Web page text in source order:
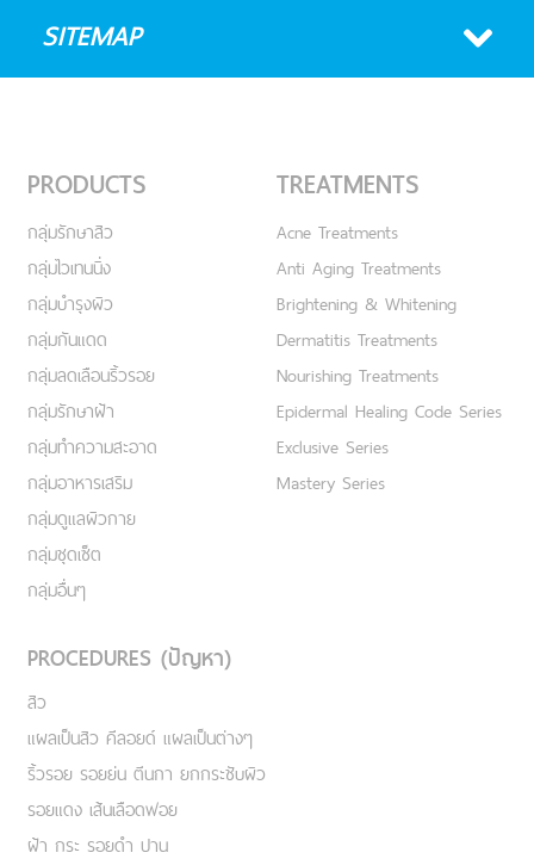
SITEMAP
PRODUCTS
กลุ่มรักษาสิว
กลุ่มไวเทนนิ่ง
กลุ่มบำรุงผิว
กลุ่มกันแดด
กลุ่มลดเลือนริ้วรอย
กลุ่มรักษาฝ้า
กลุ่มทำความสะอาด
กลุ่มอาหารเสริม
กลุ่มดูแลผิวกาย
กลุ่มชุดเซ็ต
กลุ่มอื่นๆ
TREATMENTS
Acne Treatments
Anti Aging Treatments
Brightening & Whitening
Dermatitis Treatments
Nourishing Treatments
Epidermal Healing Code Series
Exclusive Series
Mastery Series
PROCEDURES (ปัญหา)
สิว
แผลเป็นสิว คีลอยด์ แผลเป็นต่างๆ
ริ้วรอย รอยย่น ตีนกา ยกกระชับผิว
รอยแดง เส้นเลือดฟอย
ฝ้า กระ รอยดำ ปาน